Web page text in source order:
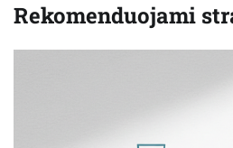
Rekomenduojami